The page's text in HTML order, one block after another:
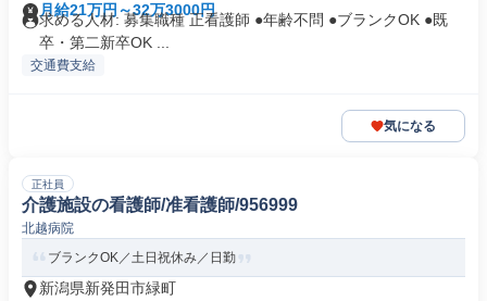
月給21万円～32万3000円
求める人材: 募集職種 正看護師 ●年齢不問 ●ブランクOK ●既
卒・第二新卒OK ...
交通費支給
気になる
正社員
介護施設の看護師/准看護師/956999
北越病院
ブランクOK／土日祝休み／日勤
新潟県新発田市緑町